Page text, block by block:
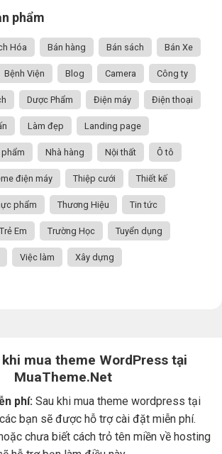
phẩm
Hóa Bán hàng Bán sách Bán Xe
Bệnh Viện Blog Camera Công ty
Dược Phẩm Điện máy Điện thoại
Làm đẹp Landing page
Nhà hàng Nội thất Ô tô
điện máy Thiệp cưới Thiết kế
phẩm Thương Hiệu Tin tức
Trẻ Em Trường Học Tuyển dụng
Việc làm Xây dựng
mua theme WordPress tại
MuaTheme.Net
phí: Sau khi mua theme wordpress tại
bạn sẽ được hỗ trợ cài đặt miễn phí.
chưa biết cách trỏ tên miền về hosting